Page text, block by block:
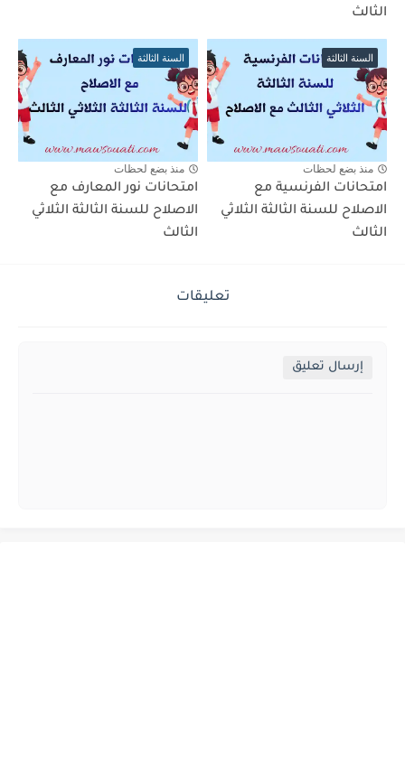
الثالث
السنة الثالثة
منذ بضع لحظات
امتحانات الفرنسية مع
الاصلاح للسنة الثالثة الثلاثي
الثالث
السنة الثالثة
منذ بضع لحظات
امتحانات نور المعارف مع
الاصلاح للسنة الثالثة الثلاثي
الثالث
تعليقات
إرسال تعليق